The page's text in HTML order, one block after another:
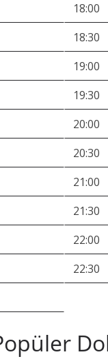
18:00
18:30
19:00
19:30
20:00
20:30
21:00
21:30
22:00
22:30